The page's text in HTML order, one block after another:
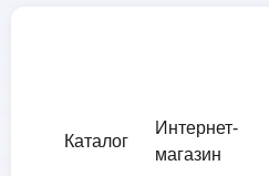
Каталог
Интернет-
магазин